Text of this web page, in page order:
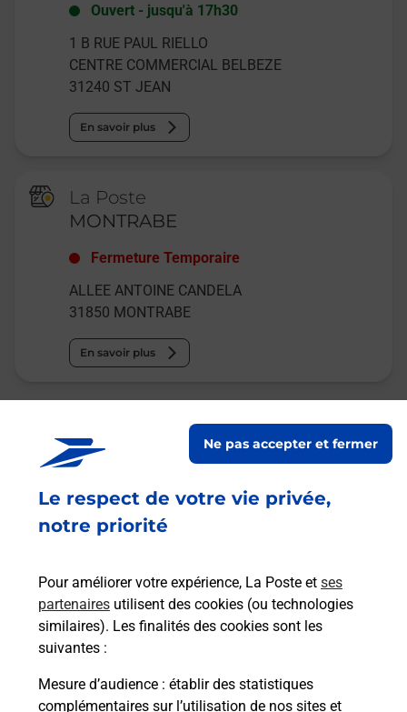
Le respect de votre vie privée,
notre priorité
Pour améliorer votre expérience, La Poste et ses
partenaires utilisent des cookies (ou technologies
similaires). Les finalités des cookies sont les
suivantes :
Mesure d’audience : établir des statistiques
complémentaires sur l’utilisation de nos sites et
Ne pas accepter et fermer
Ouvert - jusqu'à 17h30
1 B RUE PAUL RIELLO
CENTRE COMMERCIAL BELBEZE
31240 ST JEAN
En savoir plus
La Poste
MONTRABE
Fermeture Temporaire
ALLEE ANTOINE CANDELA
31850 MONTRABE
En savoir plus
La Poste
en ligne
Ouvert 24h/24
Recherchez un autre point de contact